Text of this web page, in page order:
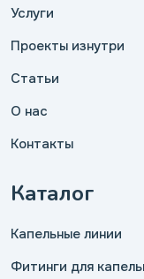
Услуги
Проекты изнутри
Статьи
О нас
Контакты
Каталог
Капельные линии
Фитинги для